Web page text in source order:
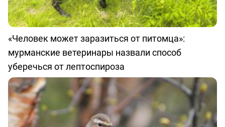
«Человек может заразиться от питомца»:
мурманские ветеринары назвали способ
уберечься от лептоспироза